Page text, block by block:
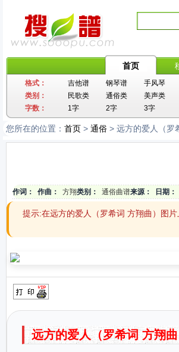
首页
格式： 吉他谱 钢琴谱 手风琴
类别：
民歌类 通俗类 美声类
字数：
1字 2字 3字
您所在的位置： 首页 > 通俗 > 远方的爱人（罗
作词： 作曲： 方翔类别： 通俗曲谱来源： 日期：
提示:在远方的爱人（罗希词 方翔曲）图
远方的爱人（罗希词 方翔